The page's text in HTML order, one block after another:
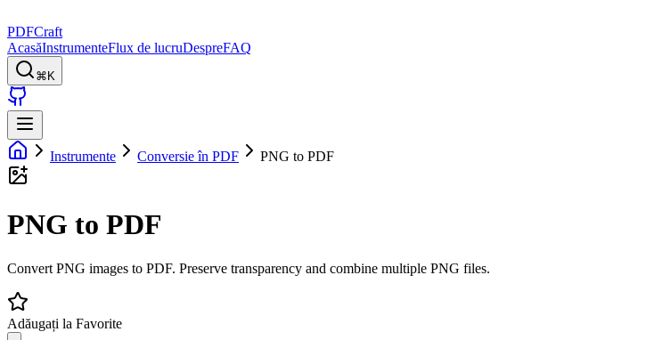
PDFCraft
AcasăInstrumenteFlux de lucruDespreFAQ
⌘K
Instrumente Conversie în PDF PNG to PDF
PNG to PDF
Convert PNG images to PDF. Preserve transparency and combine multiple PNG files.
Adăugați la Favorite